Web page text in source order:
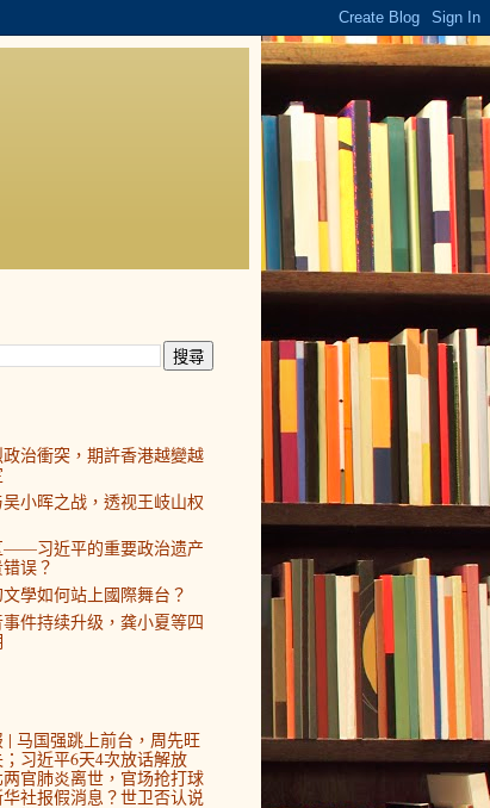
治衝突，期許香港越變越
小晖之战，透视王岐山权
——习近平的重要政治遗产
误？
學如何站上國際舞台？
件持续升级，龚小夏等四
| 马国强跳上前台，周先旺
习近平6天4次放话解放
官肺炎离世，官场抢打球
社报假消息？世卫否认说